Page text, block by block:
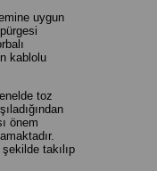
uygun
kablolu
toz
önem
takılıp